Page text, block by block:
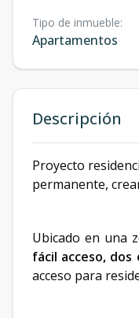
Tipo de inmueble:
Apartamentos
Descripción
Proyecto
permanente,
Ubicado en una
fácil acceso,
acceso para